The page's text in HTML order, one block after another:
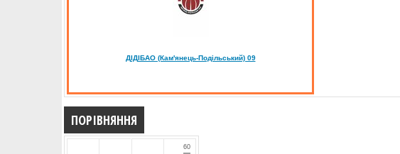
ДІДІБАО (Кам'янець-Подільський) 09
ПОРІВНЯННЯ
60